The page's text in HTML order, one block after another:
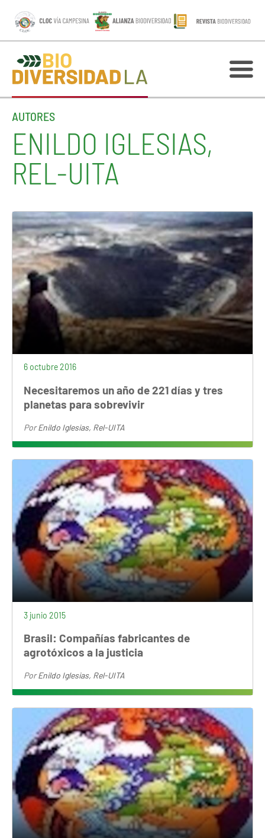
AUTORES
ENILDO IGLESIAS,
REL-UITA
6 octubre 2016
Necesitaremos un año de 221 días y tres
planetas para sobrevivir
PorEnildo Iglesias, Rel-UITA
3 junio 2015
Brasil: Compañías fabricantes de
agrotóxicos a la justicia
PorEnildo Iglesias, Rel-UITA